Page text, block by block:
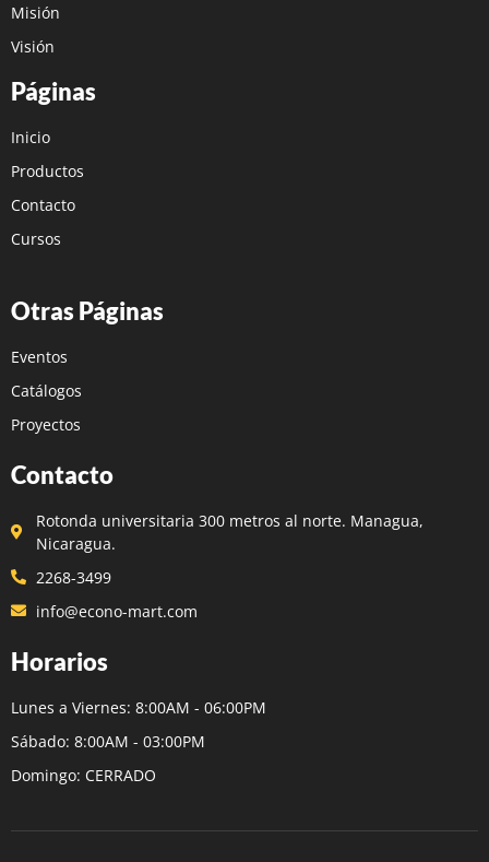
Misión
Visión
Páginas
Inicio
Productos
Contacto
Cursos
Otras Páginas
Eventos
Catálogos
Proyectos
Contacto
Rotonda universitaria 300 metros al norte. Managua,
Nicaragua.
2268-3499
info@econo-mart.com
Horarios
Lunes a Viernes: 8:00AM - 06:00PM
Sábado: 8:00AM - 03:00PM
Domingo: CERRADO